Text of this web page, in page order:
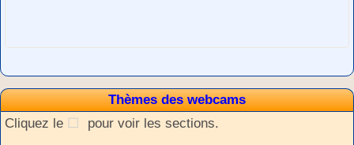
Thèmes des webcams
Cliquez le
pour voir les sections.